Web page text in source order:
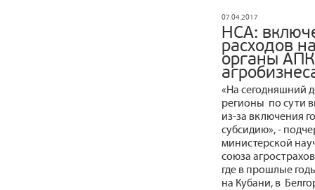
07.04.2017
НСА:
расходов
органы АПК
«На сегодняшний
регионы по сути
из-за включения
субсидию», -
министерской
союза
где в прошлые
на Кубани, в